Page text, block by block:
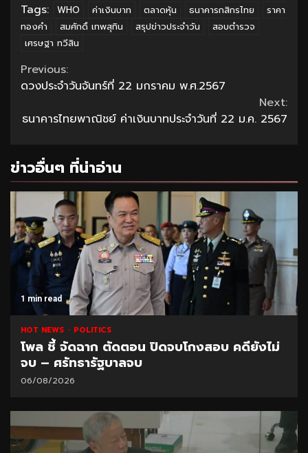
Tags: WHO ค่าเงินบาท ตลาดหุ้น ธนาคารกสิกรไทย
ราคา
ทองคำ
สมศักดิ์ เทพสุทิน สรุปข่าวประจำวัน
สอบตำรวจ
เศรษฐา ทวีสิน
Continue
Reading
Previous:
ดวงประจำวันจันทร์ที่ 22 มกราคม พ.ศ.2567
Next:
ธนาคารไทยพาณิชย์ ค่าเงินบาทประจำวันที่ 22 ม.ค. 2567
ข่าวอื่นๆ ที่น่าอ่าน
1 min read
HOT NEWS POLITICS
โพล ชี้ จัดฉาก ตัดตอน ปิดจบโกงสอบ คดียังไม่
จบ – ศรัทธารัฐบาลจบ
06/08/2026